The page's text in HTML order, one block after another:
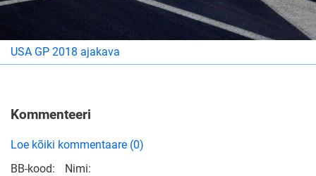
USA GP 2018 ajakava
Kommenteeri
Loe kõiki kommentaare (0)
BB-kood:
Nimi: